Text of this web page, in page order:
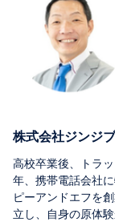
株式会社ジンジ
高校卒業後、トラ
年、携帯電話会社
ピーアンドエフを
立し、自身の原体